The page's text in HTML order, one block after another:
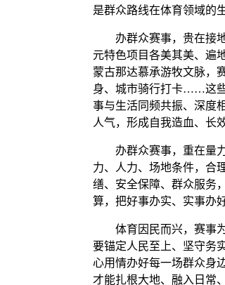
是群众路线在体育领域的
办群众赛事，贵在接地
元特色项目各美其美、遍
蒙古那达慕承游牧文脉，
身、城市骑行打卡……这些
事与生活同频共振、深度
人气，形成自我造血、长
办群众赛事，重在量力
力、人力、场地条件，合
缮、安全保障、群众服务
算，把好事办实、实事办
体育因民而兴，赛事为
要锚定人民至上、坚守务
心用情办好每一场群众身
才能扎根大地、融入日常